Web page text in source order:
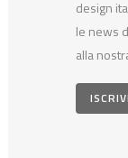
design
le news
alla